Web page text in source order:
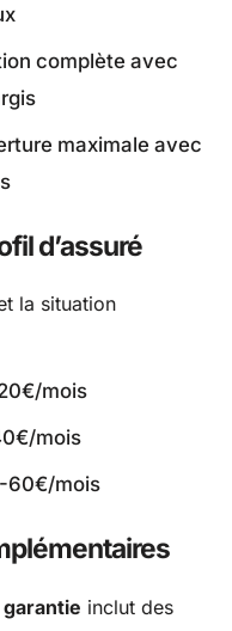
complète avec
maximale avec
d’assuré
la situation
mois
mois
60€/mois
inclut des